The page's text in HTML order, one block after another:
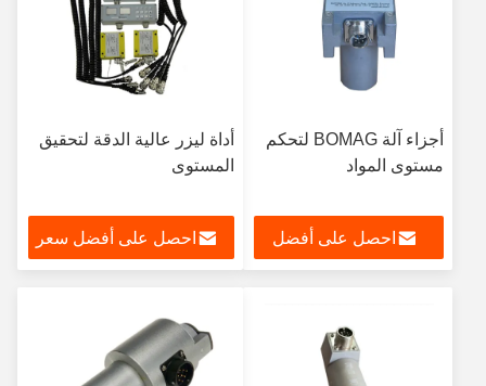
أجزاء آلة BOMAG لتحكم
مستوى المواد
احصل على أفضل
أداة ليزر عالية الدقة لتحقيق
المستوى
احصل على أفضل سعر